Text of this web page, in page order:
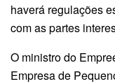
haverá regulações
com as partes
O ministro do
Empresa de